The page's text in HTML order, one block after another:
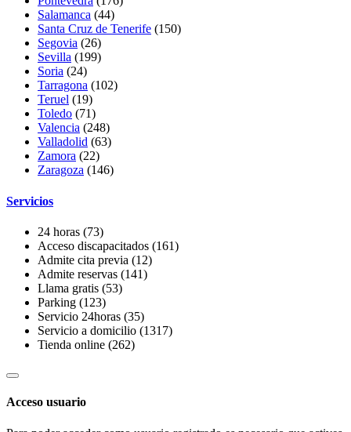
Salamanca (44)
Santa Cruz de Tenerife (150)
Segovia (26)
Sevilla (199)
Soria (24)
Tarragona (102)
Teruel (19)
Toledo (71)
Valencia (248)
Valladolid (63)
Zamora (22)
Zaragoza (146)
Servicios
24 horas (73)
Acceso discapacitados (161)
Admite cita previa (12)
Admite reservas (141)
Llama gratis (53)
Parking (123)
Servicio 24horas (35)
Servicio a domicilio (1317)
Tienda online (262)
Acceso usuario